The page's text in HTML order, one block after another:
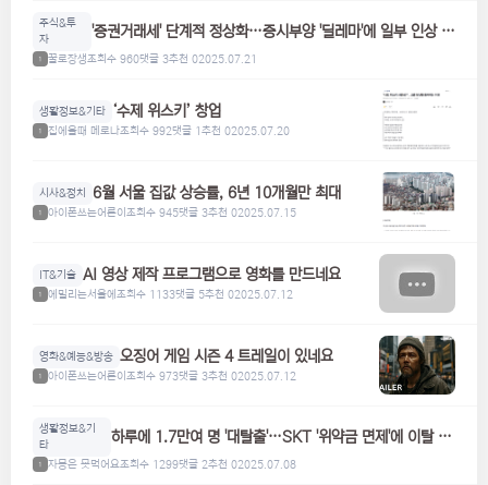
주식&투
자
'증권거래세' 단계적 정상화…증시부양 '딜레마'에 일부 인상 검
1 꿀로장생조회수 960댓글 3추천 02025.07.21
생활정보&기타 ‘수제 위스키’ 창업
1 집에올때 메로나조회수 992댓글 1추천 02025.07.20
시사&정치 6월 서울 집값 상승률, 6년 10개월만 최대
1 아이폰쓰는어른이 조회수 945댓글 3추천 02025.07.15
IT&기술 AI 영상 제작 프로그램으로 영화를 만드네요
1 에밀리는서울에 조회수 1133댓글 5추천 02025.07.12
영화&예능&방송 오징어 게임 시즌 4 트레일이 있네요
1 아이폰쓰는어른이 조회수 973댓글 3추천 02025.07.12
생활정보&기
타
하루에 1.7만여 명 '대탈출'…SKT '위약금 면제'에 이탈 급
1 자몽은 못먹어요조회수 1299댓글 2추천 02025.07.08